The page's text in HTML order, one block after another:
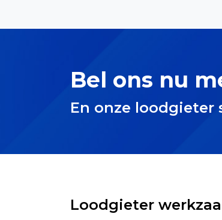
Bel ons nu
En onze
Loodgieter